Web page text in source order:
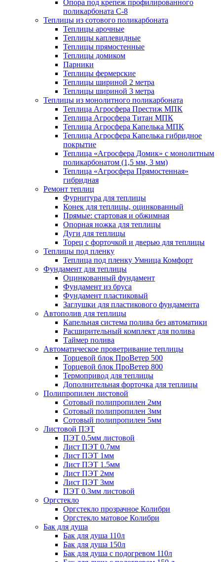
Опора под крепеж профилированного
поликарбоната С-8
Теплицы из сотового поликарбоната
Теплицы арочные
Теплицы каплевидные
Теплицы прямостенные
Теплицы домиком
Парники
Теплицы фермерские
Теплицы шириной 2 метра
Теплицы шириной 3 метра
Теплицы из монолитного поликарбоната
Теплица Агросфера Престиж МПК
Теплица Агросфера Титан МПК
Теплица Агросфера Капелька МПК
Теплица Агросфера Капелька гибридное
покрытие
Теплица «Агросфера Домик» с монолитным
поликарбонатом (1,5 мм, 3 мм)
Теплица «Агросфера Прямостенная»
гибридная
Ремонт теплиц
Фурнитура для теплицы
Конек для теплицы, оцинкованный
Прямые: стартовая и обжимная
Опорная ножка для теплицы
Дуги для теплицы
Торец с форточкой и дверью для теплицы
Теплицы под пленку
Теплица под пленку Умница Комфорт
Фундамент для теплицы
Оцинкованный фундамент
Фундамент из бруса
Фундамент пластиковый
Заглушки для пластикового фундамента
Автополив для теплицы
Капельная система полива без автоматики
Расширительный комплект для полива
Таймер полива
Автоматическое проветривание теплицы
Торцевой блок ПроВетер 500
Торцевой блок ПроВетер 800
Термопривод для теплицы
Дополнительная форточка для теплицы
Полипропилен листовой
Сотовый полипропилен 2мм
Сотовый полипропилен 3мм
Сотовый полипропилен 5мм
Листовой ПЭТ
ПЭТ 0.5мм листовой
Лист ПЭТ 0.7мм
Лист ПЭТ 1мм
Лист ПЭТ 1.5мм
Лист ПЭТ 2мм
Лист ПЭТ 3мм
ПЭТ 0.3мм листовой
Оргстекло
Оргстекло прозрачное Колибри
Оргстекло матовое Колибри
Бак для душа
Бак для душа 110л
Бак для душа 150л
Бак для душа с подогревом 110л